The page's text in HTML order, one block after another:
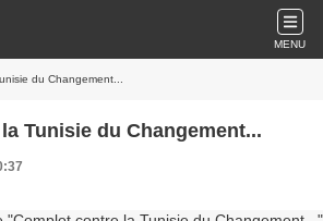
MENU
du Changement...
Tunisie du Changement...